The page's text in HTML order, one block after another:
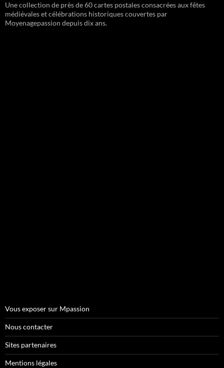
Une collection de près de 60 cartes postales consacrées aux fêtes
médiévales et célébrations historiques couvertes par
Moyenagepassion depuis dix ans.
Vous exposer sur Mpassion
Nous contacter
Sites partenaires
Mentions légales